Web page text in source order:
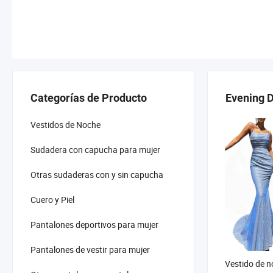
Vestido de
brillante
Vestidos de Noche
Otras sudaderas con y sin capucha
Pantalones deportivos para mujer
Pantalones de vestir para mujer
Otros pantalones y pantalones